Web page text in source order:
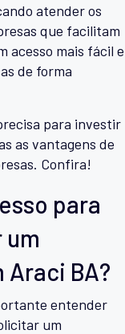
atender os
que facilitam
acesso mais fácil e
de forma
para investir
as vantagens de
Confira!
para
BA?
entender
um